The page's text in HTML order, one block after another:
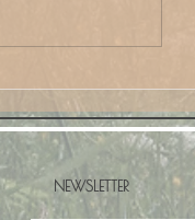
NEWSLETTER